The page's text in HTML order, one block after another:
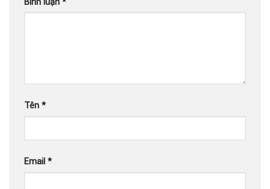
Tên *
Email *